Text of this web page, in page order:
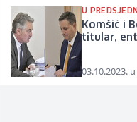
U
Komšić i
titular,
03.10.2023.